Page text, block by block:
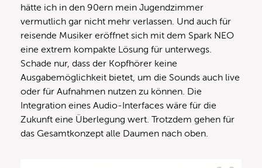
hätte ich in den 90ern mein Jugendzimmer
vermutlich gar nicht mehr verlassen. Und auch für
reisende Musiker eröffnet sich mit dem Spark NEO
eine extrem kompakte Lösung für unterwegs.
Schade nur, dass der Kopfhörer keine
Ausgabemöglichkeit bietet, um die Sounds auch live
oder für Aufnahmen nutzen zu können. Die
Integration eines Audio-Interfaces wäre für die
Zukunft eine Überlegung wert. Trotzdem gehen für
das Gesamtkonzept alle Daumen nach oben.